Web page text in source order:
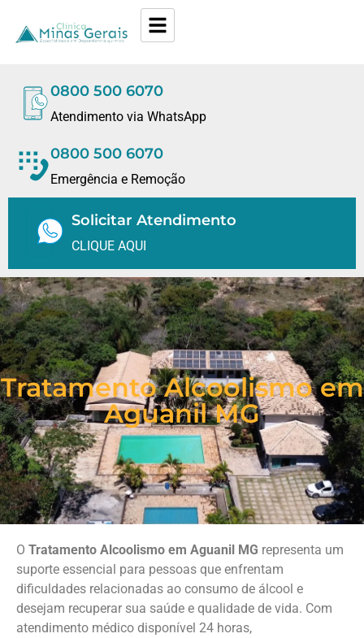
0800 500 6070
Atendimento via WhatsApp
0800 500 6070
Emergência e Remoção
Solicitar Atendimento
CLIQUE AQUI
Tratamento Alcoolismo em
Aguanil MG
O Tratamento Alcoolismo em Aguanil MG representa um
suporte essencial para pessoas que enfrentam
dificuldades relacionadas ao consumo de álcool e
desejam recuperar sua saúde e qualidade de vida. Com
atendimento médico disponível 24 horas,